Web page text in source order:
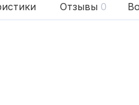
Отзывы 0